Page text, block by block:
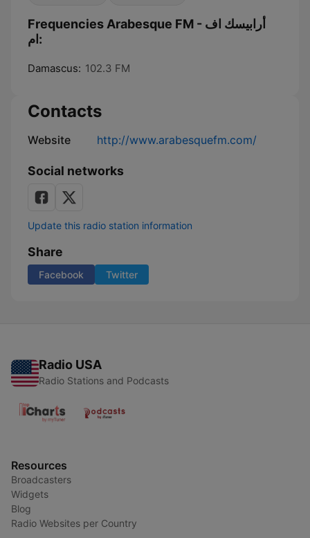
Frequencies Arabesque FM - أرابيسك اف
ام:
Damascus: 102.3 FM
Contacts
Website http://www.arabesquefm.com/
Social networks
Update this radio station information
Share
Facebook Twitter
Radio USA
Radio Stations and Podcasts
Resources
Broadcasters
Widgets
Blog
Radio Websites per Country